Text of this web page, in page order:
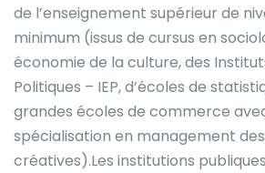
de l’enseignement supérieur de
minimum (issus de cursus en
économie de la culture, des
Politiques – IEP, d’écoles de
grandes écoles de commerce
spécialisation en management
créatives).Les institutions